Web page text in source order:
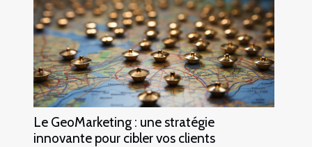
Le GeoMarketing : une stratégie
innovante pour cibler vos clients